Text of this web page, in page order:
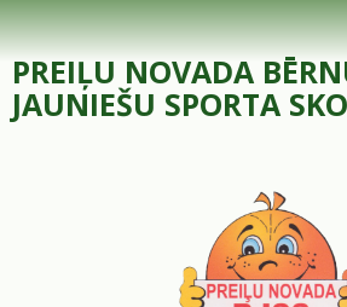
Skip
to
content
PREIĻU NOVADA
JAUNIEŠU SPORTA